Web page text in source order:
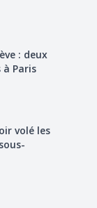
: deux
à Paris
volé les